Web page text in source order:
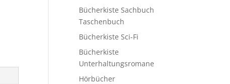
Bücherkiste Sachbuch
Taschenbuch
Bücherkiste Sci-Fi
Bücherkiste
Unterhaltungsromane
Hörbücher